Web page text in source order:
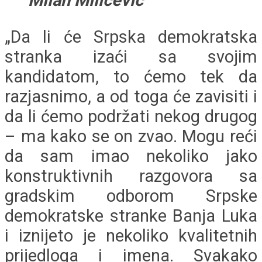
„Da li će Srpska demokratska
stranka izaći sa svojim
kandidatom, to ćemo tek da
razjasnimo, a od toga će zavisiti i
da li ćemo podržati nekog drugog
– ma kako se on zvao. Mogu reći
da sam imao nekoliko jako
konstruktivnih razgovora sa
gradskim odborom Srpske
demokratske stranke Banja Luka
i iznijeto je nekoliko kvalitetnih
prijedloga i imena. Svakako